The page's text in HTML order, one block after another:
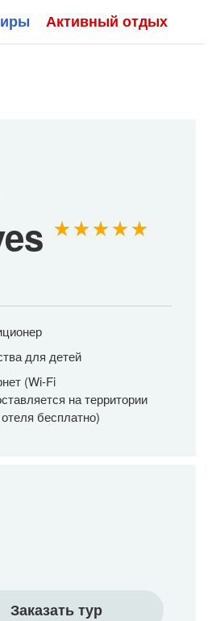
Активный отдых
для детей
(Wi-Fi
на территории
отеля бесплатно)
Заказать тур